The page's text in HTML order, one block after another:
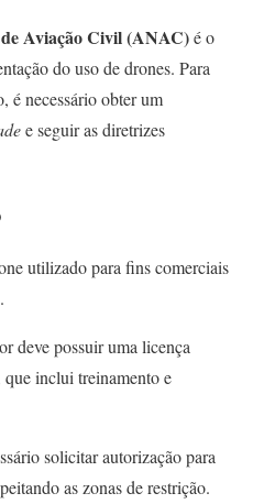
Aviação Civil (ANAC)é o
do uso de drones. Para
é necessário obter um
e seguir as diretrizes
utilizado para fins comerciais
deve possuir uma licença
inclui treinamento e
solicitar autorização para
as zonas de restrição.